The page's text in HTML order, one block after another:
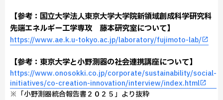
【参考：国立大学法人東京大学大学院新領域創成科学研究科
先端エネルギー工学専攻 藤本研究室について】
https://www.ae.k.u-tokyo.ac.jp/laboratory/fujimoto-lab/
【参考：東京大学と小野測器の社会連携講座について】
https://www.onosokki.co.jp/corporate/sustainability/social-
initiatives/co-creation-innovation/interview/index.html
※「小野測器統合報告書２０２５」より抜粋